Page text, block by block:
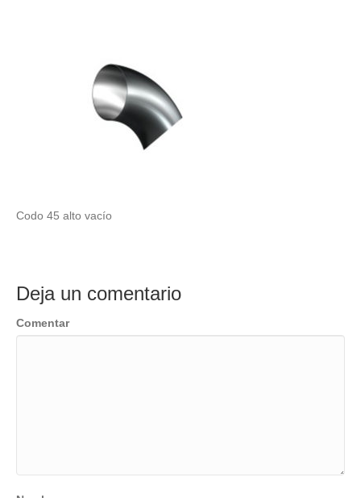
Codo 45 alto vacío
Deja un comentario
Comentar